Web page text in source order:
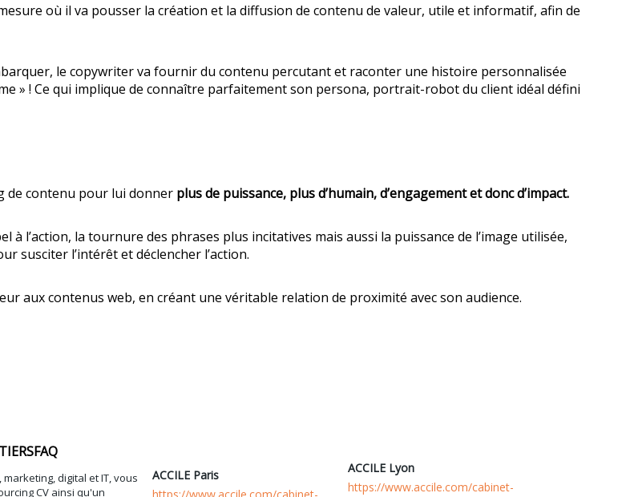
où il va pousser la création et la diffusion de contenu de valeur, utile et informatif, afin de
le copywriter va fournir du contenu percutant et raconter une histoire personnalisée
» ! Ce qui implique de connaître parfaitement son persona, portrait-robot du client idéal défini
de contenu pour lui donner plus de puissance, plus d’humain, d’engagement et donc d’impact.
l’action, la tournure des phrases plus incitatives mais aussi la puissance de l’image utilisée,
susciter l’intérêt et déclencher l’action.
aux contenus web, en créant une véritable relation de proximité avec son audience.
FAQ
digital et IT, vous
CV ainsi qu'un
ACCILE Paris
ACCILE Lyon
https://www.accile.com/cabinet-